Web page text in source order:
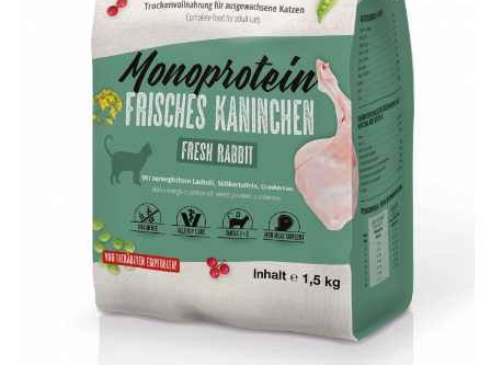
ACCESORII
HRANA UMEDA
HRANA USCATA
NISIP & ASTERNUT IGIENIC
RECOMPENSE